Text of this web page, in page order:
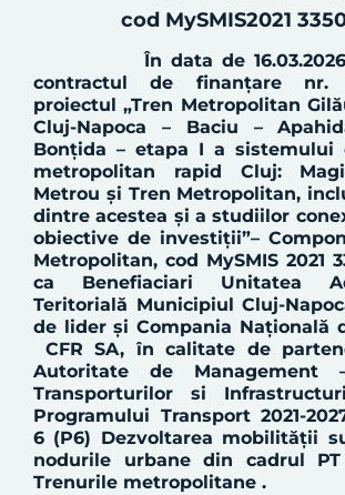
cod MySMIS2021
În data de 16.03.2026
contractul de finanțare nr.
proiectul„Tren Metropolitan
Cluj-Napoca – Baciu –
Bonţida – etapa I a sistemului
metropolitan rapid Cluj:
Metrou şi Tren Metropolitan,
dintre acestea și a studiilor
obiective de investiții”– C
Metropolitan, cod MySMIS 2021
ca Benefiaciari Unitatea
Teritorială Municipiul Cluj-
de lider și Compania Națională
CFR SA, în calitate de
Autoritate de Management
Transporturilor si
Programului Transport 2021-
6 (P6) Dezvoltarea mobilității
nodurile urbane din cadrul PT
Trenurile metropolitane .